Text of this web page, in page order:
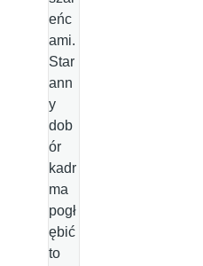
eńc
ami.
Star
ann
y
dob
ór
kadr
ma
pogł
ębić
to